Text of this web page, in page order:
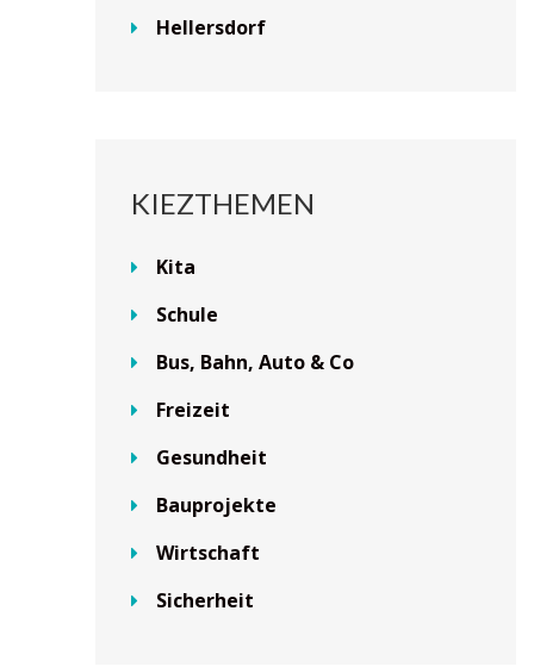
Hellersdorf
KIEZTHEMEN
Kita
Schule
Bus, Bahn, Auto & Co
Freizeit
Gesundheit
Bauprojekte
Wirtschaft
Sicherheit